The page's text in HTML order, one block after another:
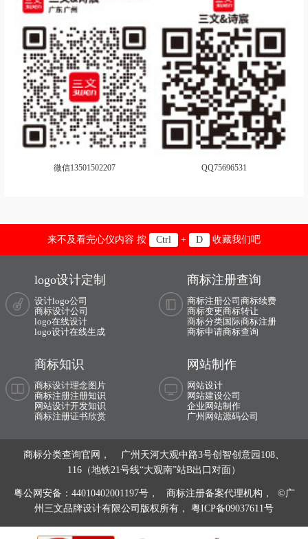
中高端汽车品牌logo设计
自行车logo设计 照明logo设计
珠宝logo设计 装修公司logo设计
专业音响logo设计 纸巾logo设计
钟表logo设计
证券投资logo设计 展会logo设计
政法大学logo设计 中医馆logo设计
综合医院logo设计 直播logo设计
足协logo设计 中国科学院logo设计
组织logo设计
中华老字号logo设计
字体图案logo设计 周年logo设计
微信13501502207 QQ75696531
来不及看完心仪内容 按 Ctrl + D 收藏我们吧
logo设计定制
设计logo公司
商标设计公司
logo在线设计
logo设计在线生成
商标注册查询
商标注册公司商标续费
商标变更商标转让
商标分类国际商标注册
商标申请商标查询
商标知识
商标设计理念图片
商标注册注册知识
网站设计开发知识
商标注册证书欣赏
网站制作
网站设计
网站建设公司
企业网站制作
广州网站源码公司
商标分类查询官网， 广州天河大观中路3号创智创意园108、
116（地铁21号线“大观南”站B出口对面）
粤公网安备：44010402001197号，
商标注册备案代理机构， ©广
州三文品牌设计有限公司版权所有， 粤ICP备09037611号